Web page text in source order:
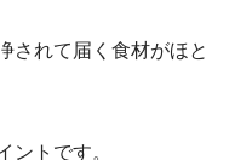
されて届く食材がほと
ントです。